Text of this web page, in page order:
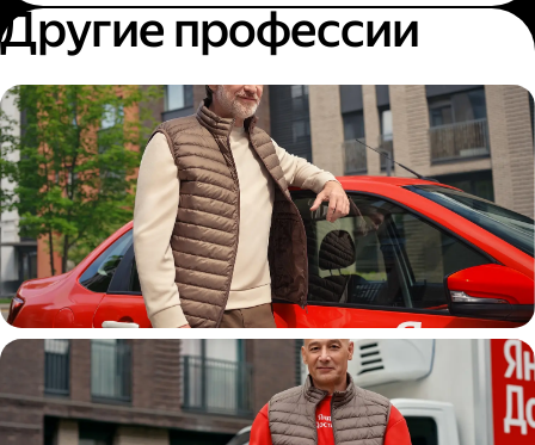
Другие профессии
Автокурьер